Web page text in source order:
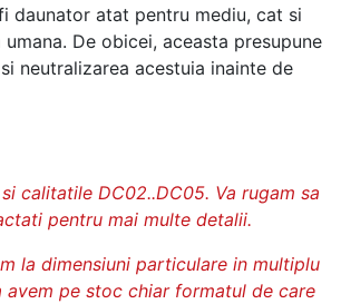
daunator atat pentru mediu, cat si
De obicei, aceasta presupune
neutralizarea acestuia inainte de
calitatile DC02..DC05. Va rugam sa
pentru mai multe detalii.
la dimensiuni particulare in multiplu
avem pe stoc chiar formatul de care